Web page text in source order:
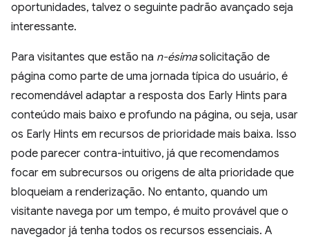
oportunidades, talvez o seguinte padrão avançado seja
interessante.
Para visitantes que estão na n-ésimasolicitação de
página como parte de uma jornada típica do usuário, é
recomendável adaptar a resposta dos Early Hints para
conteúdo mais baixo e profundo na página, ou seja, usar
os Early Hints em recursos de prioridade mais baixa. Isso
pode parecer contra-intuitivo, já que recomendamos
focar em subrecursos ou origens de alta prioridade que
bloqueiam a renderização. No entanto, quando um
visitante navega por um tempo, é muito provável que o
navegador já tenha todos os recursos essenciais. A